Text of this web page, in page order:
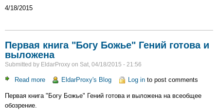
4/18/2015
Первая книга "Богу Божье" Гений готова и
выложена
Submitted by EldarProxy on Sat, 04/18/2015 - 21:56
Read more about
книга
EldarProxy's Blog Log into post comments
Первая книга "Богу Божье" Гений готова и выложена на всеобщее
обозрение.